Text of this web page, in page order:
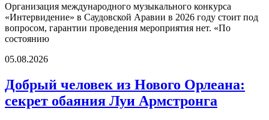
Организация международного музыкального конкурса
«Интервидение» в Саудовской Аравии в 2026 году стоит под
вопросом, гарантии проведения мероприятия нет. «По
состоянию
05.08.2026
Добрый человек из Нового Орлеана:
секрет обаяния Луи Армстронга